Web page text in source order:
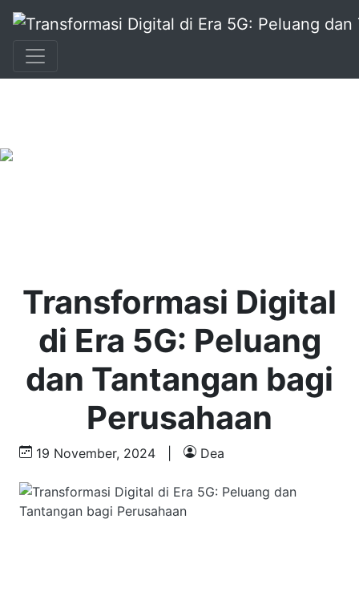
+62 896 6423 0232
Transformasi Digital
di Era 5G: Peluang
dan Tantangan bagi
Perusahaan
19 November, 2024 Dea